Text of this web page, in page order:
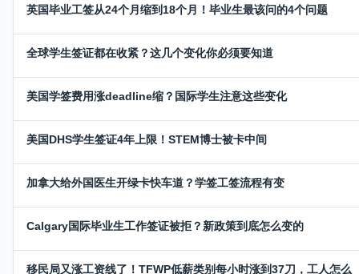
英国毕业工签从24个月缩到18个月！毕业生最该问的4个问题
全球学生签证都在收紧？这几个变化你必须要知道
美国学签费用涨deadline缩？国际学生注意这些变化
美国DHS学生签证4年上限！STEM博士被卡中间
加拿大给外国医生开绿卡快车道？学签工签流程有变
Calgary国际毕业生工作签证被拒？新政策到底怎么变的
移民局又涨工资线了！TFWP低薪类别每小时涨到37刀，工人怎么